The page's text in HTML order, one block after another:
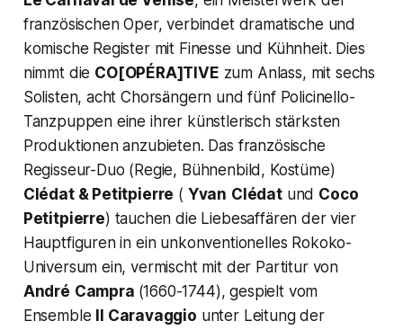
französischen Oper, verbindet dramatische und
komische Register mit Finesse und Kühnheit. Dies
nimmt die CO[OPÉRA]TIVE zum Anlass, mit sechs
Solisten, acht Chorsängern und fünf Policinello-
Tanzpuppen eine ihrer künstlerisch stärksten
Produktionen anzubieten. Das französische
Regisseur-Duo (Regie, Bühnenbild, Kostüme)
Clédat & Petitpierre ( Yvan Clédatund Coco
Petitpierre) tauchen die Liebesaffären der vier
Hauptfiguren in ein unkonventionelles Rokoko-
Universum ein, vermischt mit der Partitur von
André Campra (1660-1744), gespielt vom
Ensemble
Il Caravaggio unter Leitung der